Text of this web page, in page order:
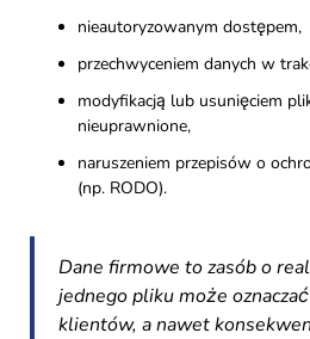
nieautoryzowanym dostępem,
przechwyceniem danych w
modyfikacją lub usunięciem
nieuprawnione,
naruszeniem przepisów o
(np. RODO).
Dane firmowe to zasób o
jednego pliku może
klientów, a nawet